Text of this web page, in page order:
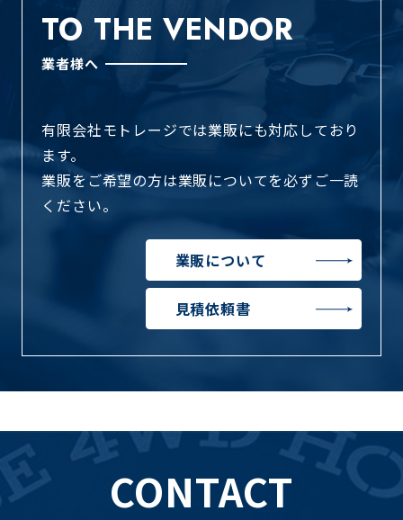
TO THE VENDOR
業者様へ
有限会社モトレージでは業販にも対応しており
ます。
業販をご希望の方は業販についてを必ずご一読
ください。
業販について
見積依頼書
CONTACT